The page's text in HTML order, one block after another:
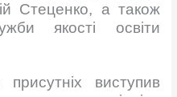
Стеценко, а також
якості освіти
виступив